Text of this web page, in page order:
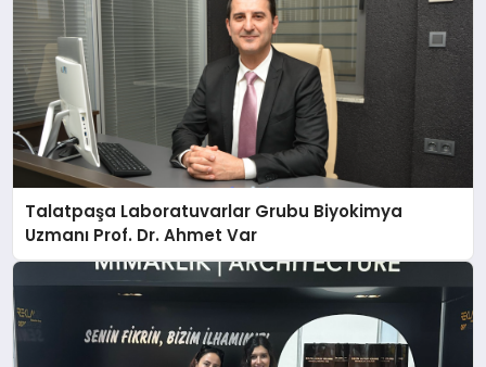
Talatpaşa Laboratuvarlar Grubu Biyokimya
Uzmanı Prof. Dr. Ahmet Var